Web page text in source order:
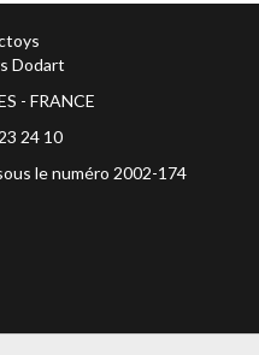
Dodart
- FRANCE
24 10
le numéro 2002-174